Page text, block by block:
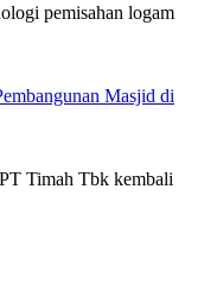
pemisahan logam
Masjid di
Timah Tbk kembali